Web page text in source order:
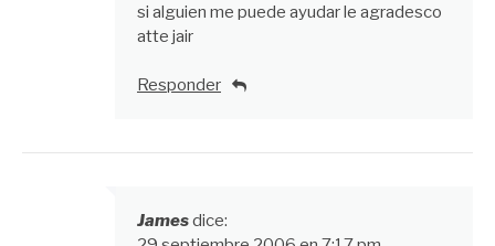
si alguien me puede ayudar le agradesco
atte jair
Responder
Jamesdice: